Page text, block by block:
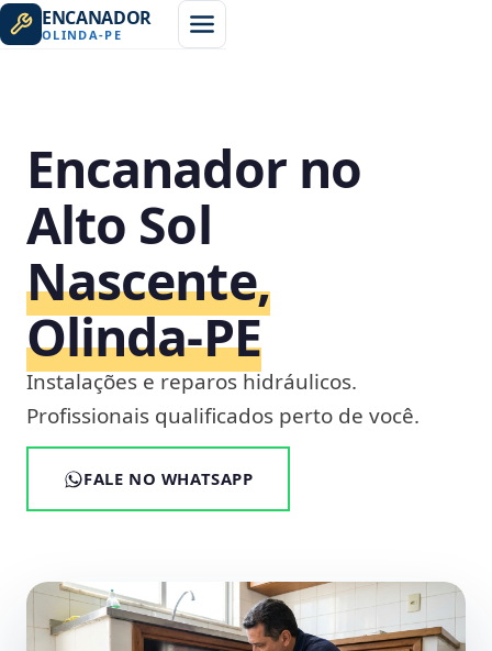
ENCANADOR
OLINDA-PE
Encanador no
Alto Sol
Nascente,
Olinda‑PE
Instalações e reparos hidráulicos.
Profissionais qualificados perto de você.
FALE NO WHATSAPP